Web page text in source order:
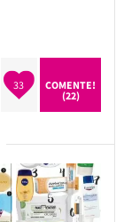
33
COMENTE!
(22)